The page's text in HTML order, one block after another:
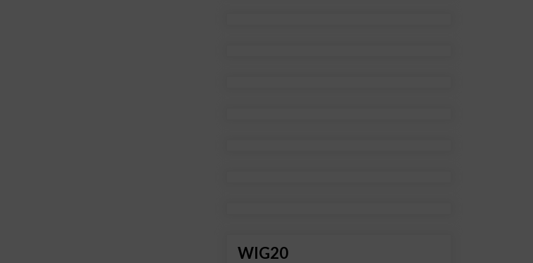
WIG20